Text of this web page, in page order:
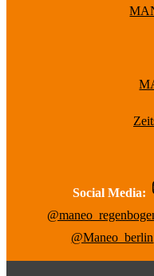
Social Media:
@Maneo_berlin